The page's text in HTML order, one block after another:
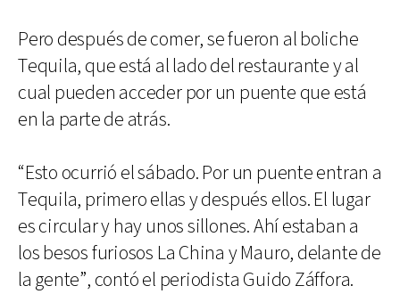
Pero después de comer, se fueron al boliche
Tequila, que está al lado del restaurante y al
cual pueden acceder por un puente que está
en la parte de atrás.
“Esto ocurrió el sábado. Por un puente entran a
Tequila, primero ellas y después ellos. El lugar
es circular y hay unos sillones. Ahí estaban a
los besos furiosos La China y Mauro, delante de
la gente”, contó el periodista Guido Záffora.